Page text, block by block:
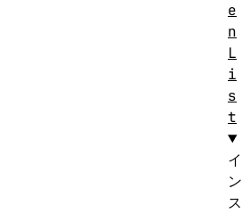
e
n
L
i
s
t
イ
ン
ス